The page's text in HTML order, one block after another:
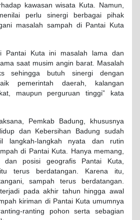
kawasan wisata Kuta. Namun,
perlu sinergi berbagai pihak
masalah sampah di Pantai Kuta
Pantai Kuta ini masalah lama dan
saat musim angin barat. Masalah
sehingga butuh sinergi dengan
pemerintah daerah, kalangan
maupun perguruan tinggi” kata
Pemkab Badung, khususnya
dan Kebersihan Badung sudah
langkah-langkah nyata dan rutin
di Pantai Kuta. Hanya memang,
dan posisi geografis Pantai Kuta,
terus berdatangan. Karena itu,
sampah terus berdatangan.
pada akhir tahun hingga awal
kiriman di Pantai Kuta umumnya
ranting pohon serta sebagian